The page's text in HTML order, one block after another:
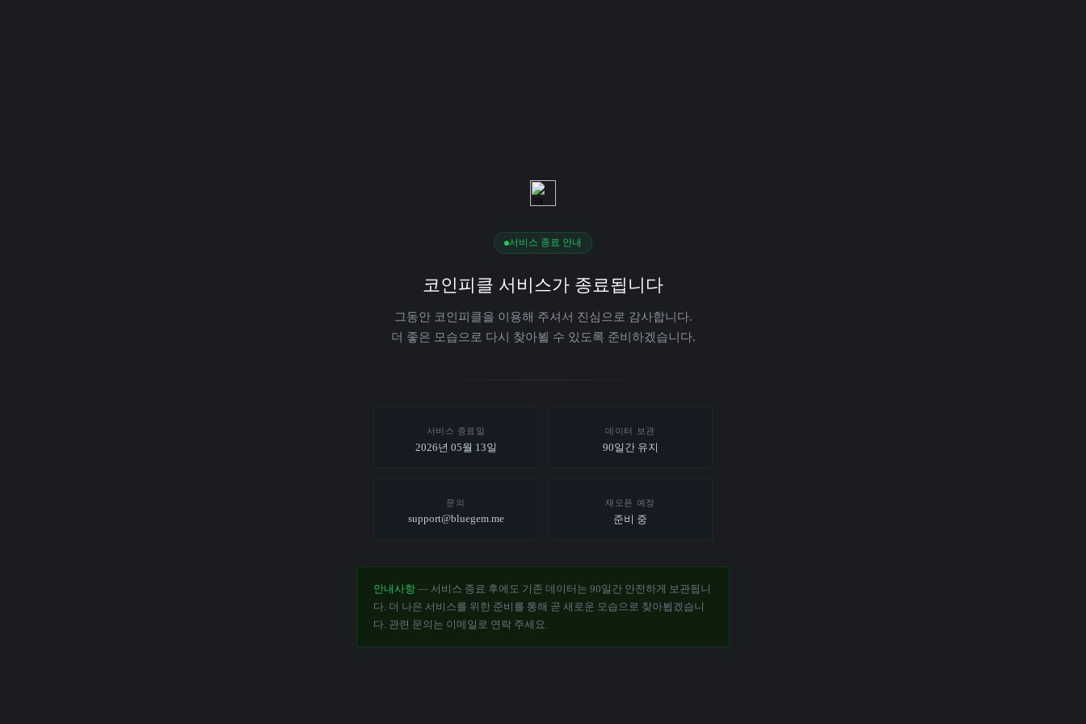
서비스 종료 안내
코인피클 서비스가 종료됩니다
그동안 코인피클을 이용해 주셔서 진심으로 감사합니다.
더 좋은 모습으로 다시 찾아뵐 수 있도록 준비하겠습니다.
서비스 종료일
2026년 05월 13일
데이터 보관
90일간 유지
문의
support@bluegem.me
재오픈 예정
준비 중
안내사항 — 서비스 종료 후에도 기존 데이터는 90일간 안전하게 보관됩니
다. 더 나은 서비스를 위한 준비를 통해 곧 새로운 모습으로 찾아뵙겠습니
다. 관련 문의는 이메일로 연락 주세요.